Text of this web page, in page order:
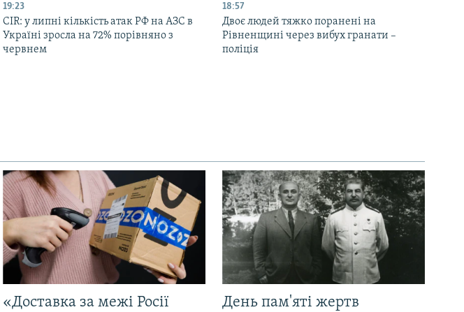
19:23
CIR: у липні кількість атак РФ на АЗС в
Україні зросла на 72% порівняно з
червнем
18:57
Двоє людей тяжко поранені на
Рівненщині через вибух гранати –
поліція
«Доставка за межі Росії
День пам'яті жертв